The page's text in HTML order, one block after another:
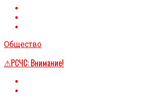
Общество
⚠РСЧС: Внимание!